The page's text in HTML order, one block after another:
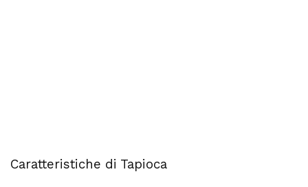
Caratteristiche di Tapioca